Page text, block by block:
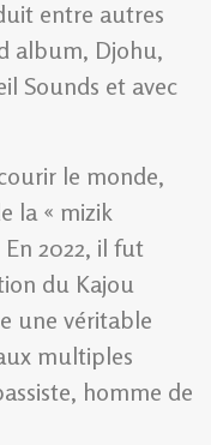
entre autres
album, Djohu,
Sounds et avec
le monde,
la « mizik
2022, il fut
du Kajou
une véritable
multiples
homme de